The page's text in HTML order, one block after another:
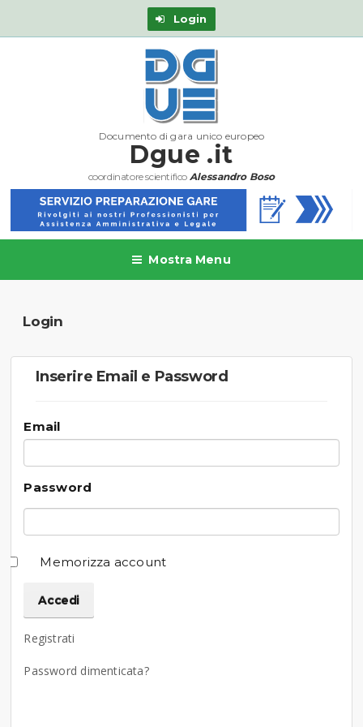
Login
Documento di gara unico europeo
Dgue .it
coordinatore scientifico Alessandro Boso
Mostra Menu
Login
Inserire Email e Password
Email
Password
Memorizza account
Registrati
Password dimenticata?